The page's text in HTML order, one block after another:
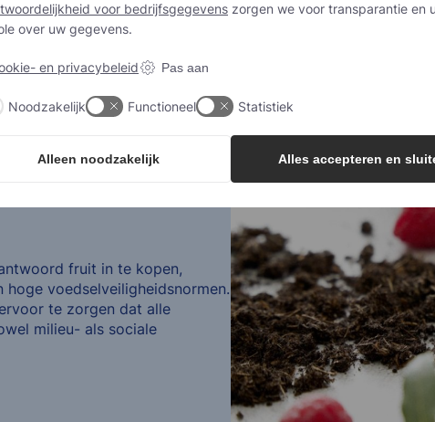
fruit in te kopen,
voedselveiligheidsnormen.
te zorgen dat alle
milieu- als sociale
voor bedrijfsgegevens zorgen we voor transparantie en
over uw gegevens.
en privacybeleid Pas aan
Noodzakelijk Functioneel Statistiek
Alleen noodzakelijk Alles accepteren en